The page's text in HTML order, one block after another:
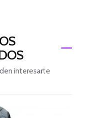
interesarte